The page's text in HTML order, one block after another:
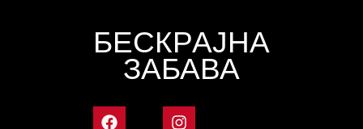
БЕСКРАЈНА
ЗАБАВА